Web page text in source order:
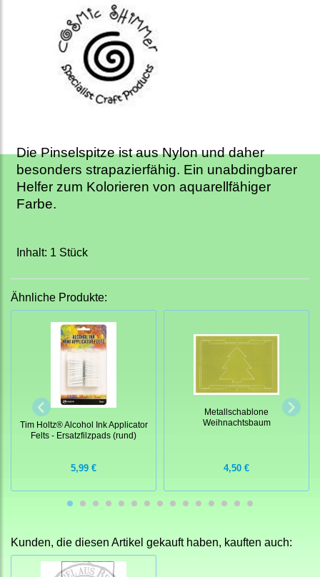
Die Pinselspitze ist aus Nylon und daher
besonders strapazierfähig. Ein unabdingbarer
Helfer zum Kolorieren von aquarellfähiger
Farbe.
Inhalt: 1 Stück
Ähnliche Produkte:
Tim Holtz® Alcohol Ink Applicator
Felts - Ersatzfilzpads (rund)
5,99 €
Metallschablone
Weihnachtsbaum
4,50 €
Kunden, die diesen Artikel gekauft haben, kauften auch: